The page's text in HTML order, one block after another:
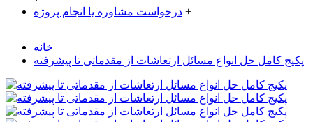
درخواست مشاوره یا انجام پروژه +
خانه
پکیج کامل حل انواع مسائل ارتعاشات از مقدماتی تا پیشرفته